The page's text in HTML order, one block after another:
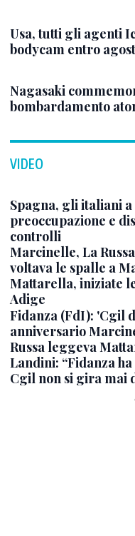
Usa, tutti gli agenti
bodycam entro
Nagasaki
bombardamento
VIDEO
Spagna, gli italiani
preoccupazione e
controlli
Marcinelle, La
voltava le spalle a
Mattarella, iniziate
Adige
Fidanza (FdI): 'Cgil
anniversario
Russa leggeva
Landini: “Fidanza
Cgil non si gira mai